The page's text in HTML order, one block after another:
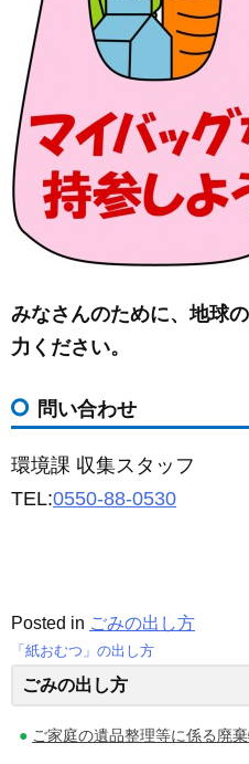
みなさんのために、地球
力ください。
問い合わせ
環境課 収集スタッフ
TEL:0550-88-0530
Posted in ごみの出し方
投
「紙おむつ」の出し方
ごみの出し方
ご家庭の遺品整理等に係る廃